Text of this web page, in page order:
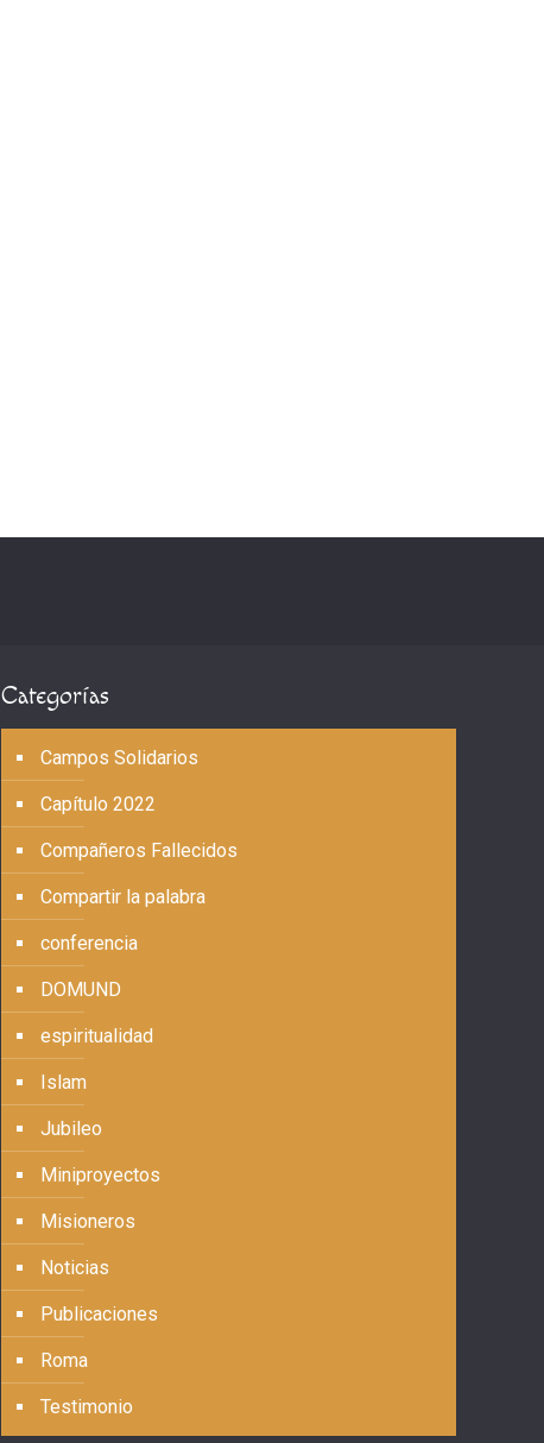
Categorías
Campos Solidarios
Capítulo 2022
Compañeros Fallecidos
Compartir la palabra
conferencia
DOMUND
espiritualidad
Islam
Jubileo
Miniproyectos
Misioneros
Noticias
Publicaciones
Roma
Testimonio